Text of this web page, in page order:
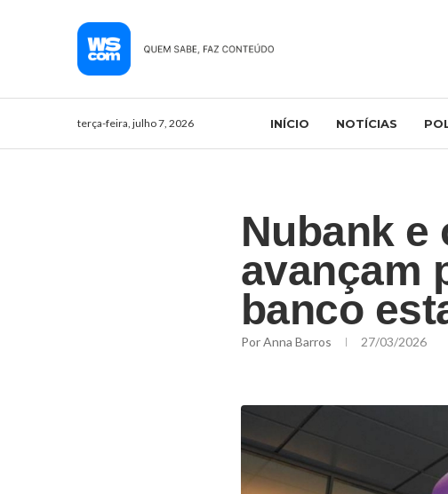
terça-feira, julho 7, 2026 INÍCIO NOTÍCIAS
Nubank
avançam
banco
PorAnna Barros 27/03/2026